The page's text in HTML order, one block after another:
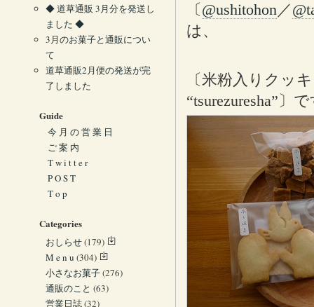
〔@ushitohon／
は、
〔米粉入りクッ
“tsurezuresha”〕
◆ 道草通販 3月分を発送し
ました ◆
3月のお菓子と通販につい
て
道草通販2月便の発送が完
了しました
Guide
今 月 の 営 業 日
ご 案 内
T w i t t e r
P O S T
T o p
Categories
おしらせ(179)
M e n u (304)
小さなお菓子(276)
通販のこと (63)
営業日誌(32)